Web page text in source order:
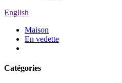
English
Maison
En vedette
Catégories